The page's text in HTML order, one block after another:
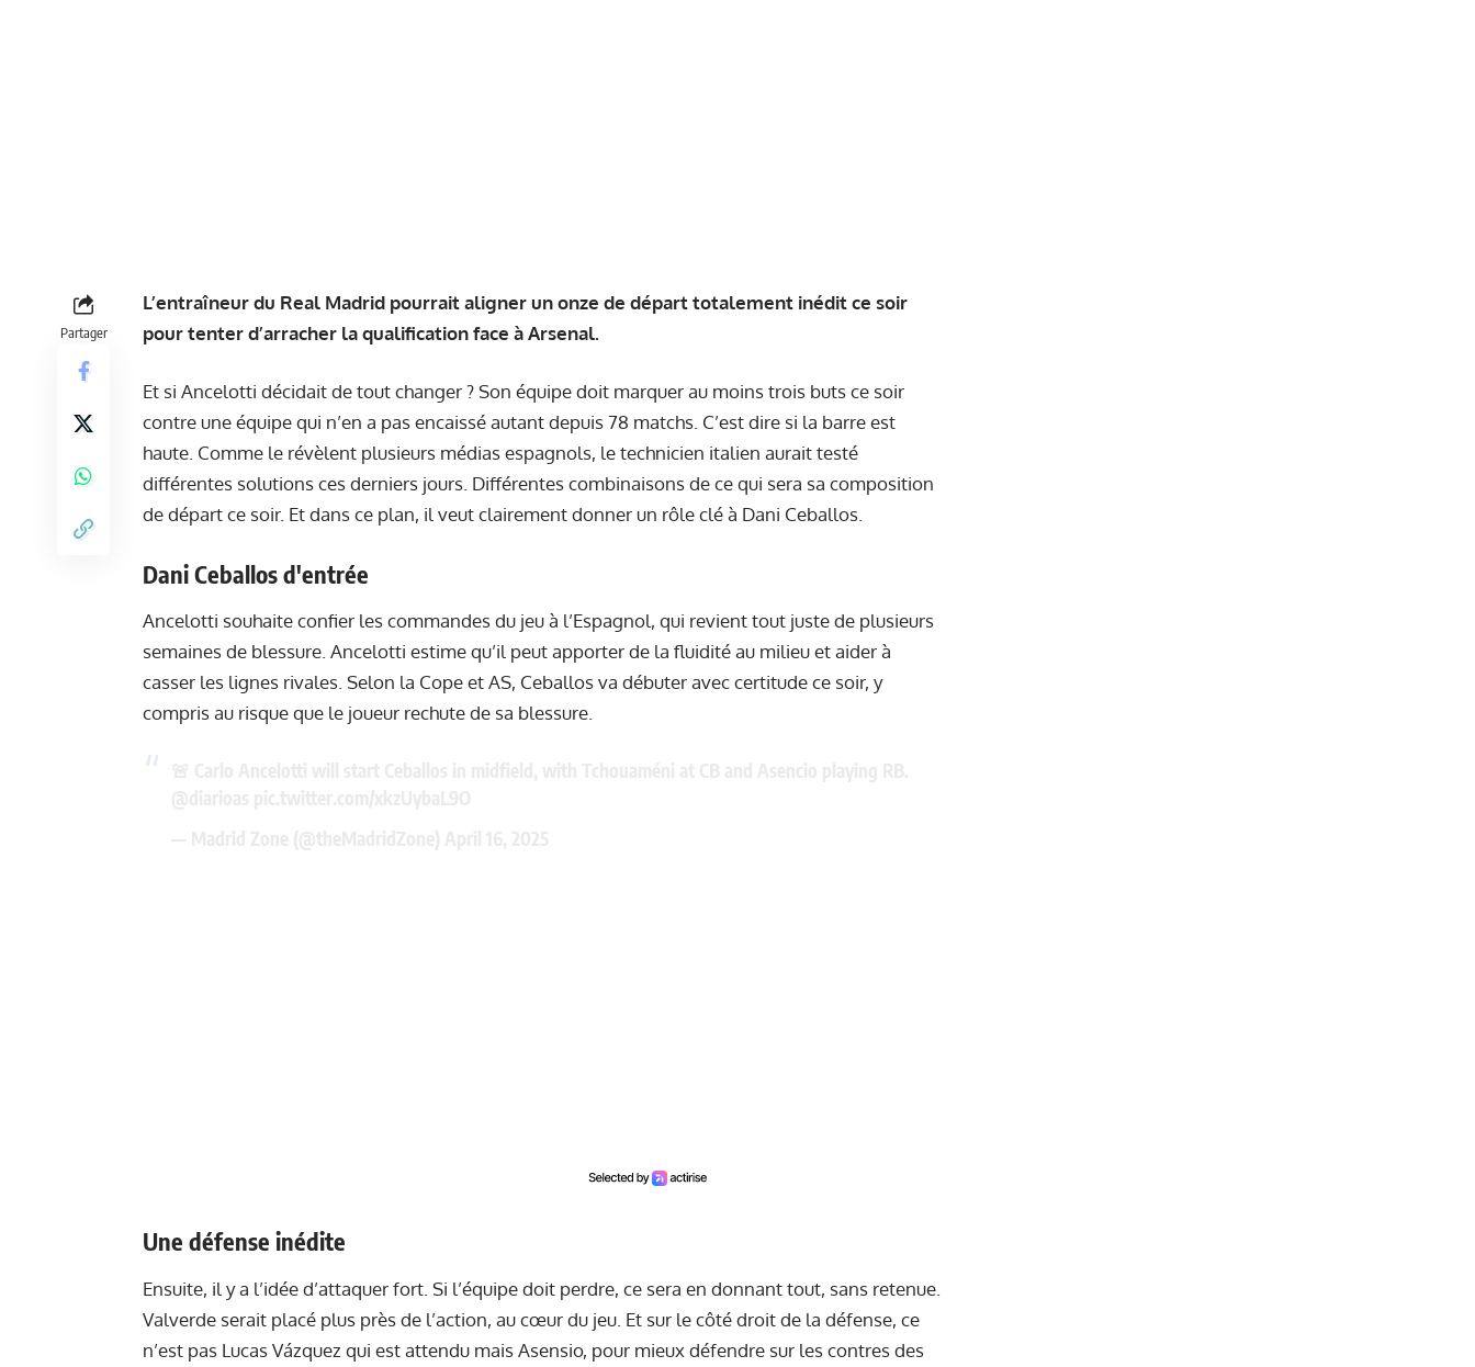
Partager
L’entraîneur du Real Madrid pourrait aligner un onze de départ totalement inédit ce soir
pour tenter d’arracher la qualification face à Arsenal.
Et si Ancelotti décidait de tout changer ? Son équipe doit marquer au moins trois buts ce soir
contre une équipe qui n’en a pas encaissé autant depuis 78 matchs. C’est dire si la barre est
haute. Comme le révèlent plusieurs médias espagnols, le technicien italien aurait testé
différentes solutions ces derniers jours. Différentes combinaisons de ce qui sera sa composition
de départ ce soir. Et dans ce plan, il veut clairement donner un rôle clé à Dani Ceballos.
Dani Ceballos d'entrée
Ancelotti souhaite confier les commandes du jeu à l’Espagnol, qui revient tout juste de plusieurs
semaines de blessure. Ancelotti estime qu’il peut apporter de la fluidité au milieu et aider à
casser les lignes rivales. Selon la Cope et AS, Ceballos va débuter avec certitude ce soir, y
compris au risque que le joueur rechute de sa blessure.
Une défense inédite
Ensuite, il y a l’idée d’attaquer fort. Si l’équipe doit perdre, ce sera en donnant tout, sans retenue.
Valverde serait placé plus près de l’action, au cœur du jeu. Et sur le côté droit de la défense, ce
n’est pas Lucas Vázquez qui est attendu mais Asensio, pour mieux défendre sur les contres des